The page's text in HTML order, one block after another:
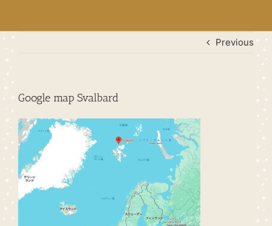
Previous
Google map Svalbard